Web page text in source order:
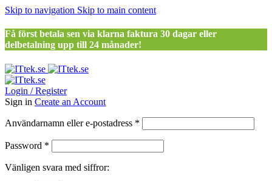
Skip to navigation Skip to main content
Få först betala sen via klarna faktura 30 dagar eller
delbetalning upp till 24 månader!
Login / Register
Sign in Create an Account
Användarnamn eller e-postadress *
Password *
Vänligen svara med siffror: